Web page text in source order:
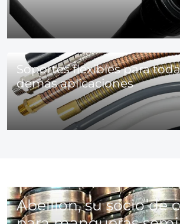
Soportes flexibles para
demás aplicaciones
Abeillon, su socio de